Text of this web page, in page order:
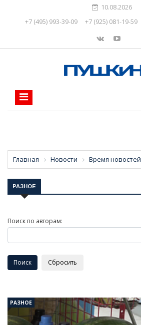
10.08.2026
+7 (495) 993-39-09
+7 (925) 081-19-59
Главная Новости Время новостей
РАЗНОЕ
Поиск по авторам:
РАЗНОЕ